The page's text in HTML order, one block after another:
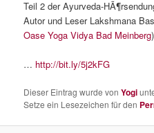
Teil 2 der Ayurveda-
Autor und Leser Lakshmana
Oase Yoga Vidya Bad Meinberg
… http://bit.ly/5j2kFG
Dieser Eintrag wurde vonYogi
Setze ein Lesezeichen für den